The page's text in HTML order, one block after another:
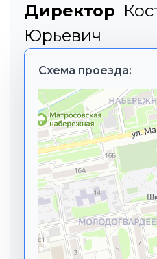
Директор
Юрьевич
Схема проезда: